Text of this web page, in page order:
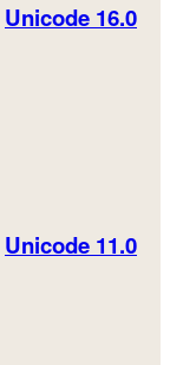
Unicode 16.0
Unicode 11.0